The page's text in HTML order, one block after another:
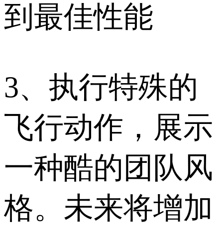
到最佳性能
3、执行特殊的
飞行动作，展示
一种酷的团队风
格。未来将增加